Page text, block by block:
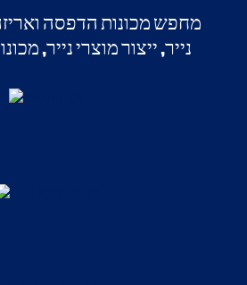
מחפש מכונות הדפסה
נייר, ייצור מוצרי נייר,